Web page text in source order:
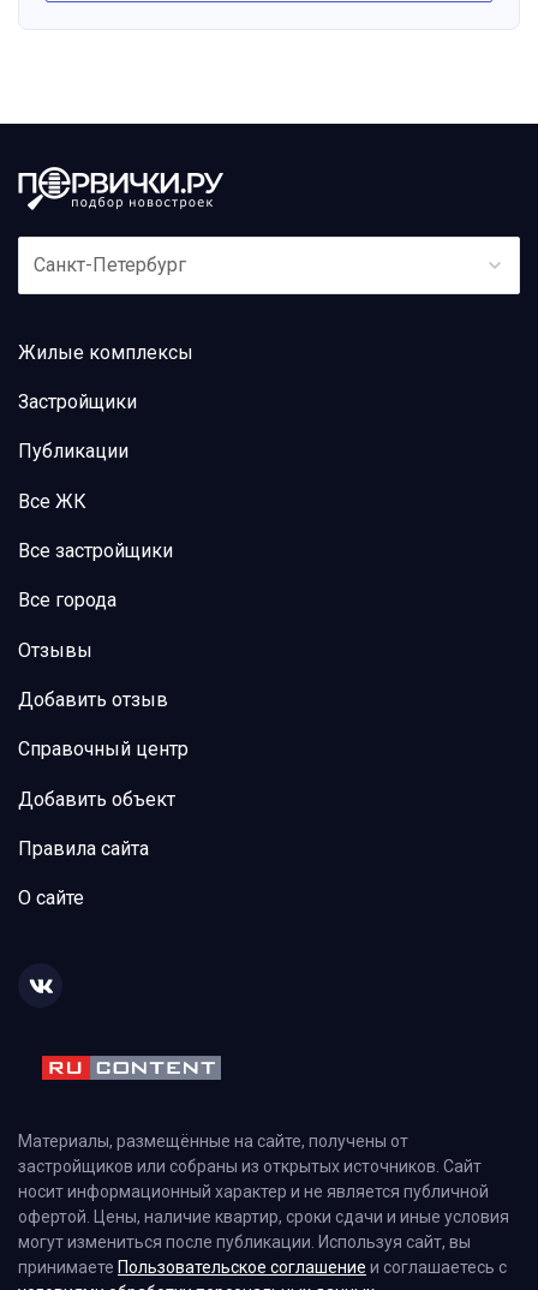
Санкт-Петербург
Жилые комплексы
Застройщики
Публикации
Все ЖК
Все застройщики
Все города
Отзывы
Добавить отзыв
Справочный центр
Добавить объект
Правила сайта
О сайте
Материалы, размещённые на сайте, получены от
застройщиков или собраны из открытых источников. Сайт
носит информационный характер и не является публичной
офертой. Цены, наличие квартир, сроки сдачи и иные условия
могут измениться после публикации. Используя сайт, вы
принимаете Пользовательское соглашение и соглашаетесь с